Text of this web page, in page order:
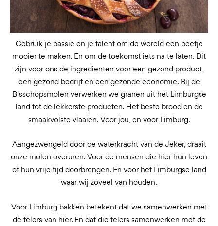
Gebruik je passie en je talent om de wereld een beetje
mooier te maken. En om de toekomst iets na te laten. Dit
zijn voor ons de ingrediënten voor een gezond product,
een gezond bedrijf en een gezonde economie. Bij de
Bisschopsmolen verwerken we granen uit het Limburgse
land tot de lekkerste producten. Het beste brood en de
smaakvolste vlaaien. Voor jou, en voor Limburg.
Aangezwengeld door de waterkracht van de Jeker, draait
onze molen overuren. Voor de mensen die hier hun leven
of hun vrije tijd doorbrengen. En voor het Limburgse land
waar wij zoveel van houden.
Voor Limburg bakken betekent dat we samenwerken met
de telers van hier. En dat die telers samenwerken met de